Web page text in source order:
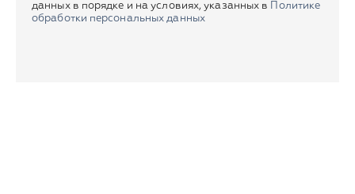
данных в порядке и на условиях, указанных в
Политике
обработки персональных данных